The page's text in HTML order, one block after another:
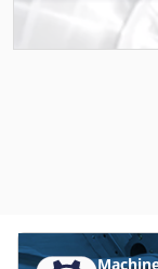
पूरी तरह से
रोल-अप डोर